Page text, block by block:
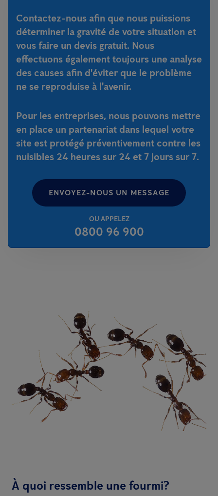
Contactez-nous afin que nous puissions
déterminer la gravité de votre situation et
vous faire un devis gratuit. Nous
effectuons également toujours une analyse
des causes afin d'éviter que le problème
ne se reproduise à l'avenir.
Pour les entreprises, nous pouvons mettre
en place un partenariat dans lequel votre
site est protégé préventivement contre les
nuisibles 24 heures sur 24 et 7 jours sur 7.
ENVOYEZ-NOUS UN MESSAGE
OU APPELEZ
0800 96 900
À quoi ressemble une fourmi?